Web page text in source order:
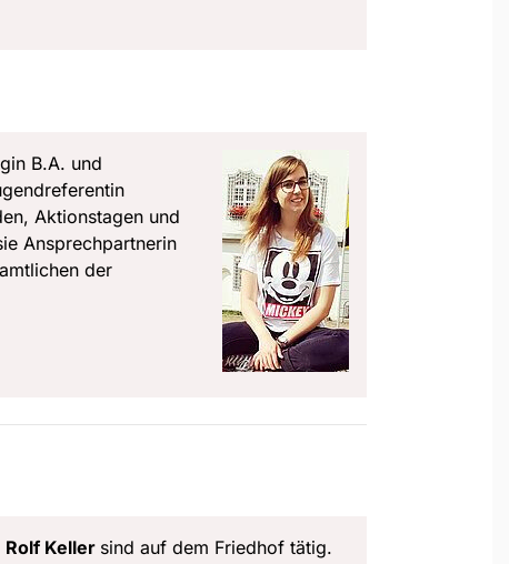
B.A. und
Aktionstagen und
Ansprechpartnerin
der
Rolf Keller sind auf dem Friedhof tätig.